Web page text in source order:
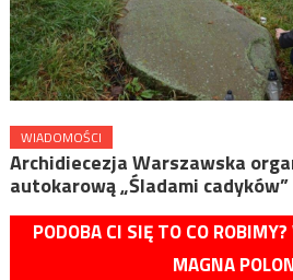
WIADOMOŚCI
Archidiecezja Warszawska
autokarową „Śladami cadyków”
PODOBA CI SIĘ TO CO
MAGNA